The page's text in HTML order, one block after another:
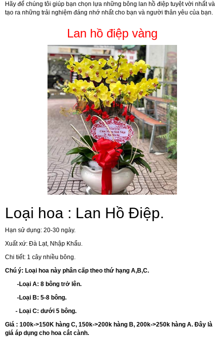
Hãy để chúng tôi giúp bạn chọn lựa những bông lan hồ điệp tuyệt vời nhất và
tạo ra những trải nghiệm đáng nhớ nhất cho bạn và người thân yêu của bạn.
Lan hồ điệp vàng
Loại hoa : Lan Hồ Điệp.
Hạn sử dụng: 20-30 ngày.
Xuất xứ: Đà Lạt, Nhập Khẩu.
Chi tiết: 1 cây nhiều bông.
Chú ý: Loại hoa này phân cấp theo thứ hạng A,B,C.
-Loại A: 8 bông trở lên.
-Loại B: 5-8 bông.
- Loại C: dưới 5 bông.
Giá : 100k->150K hàng C, 150k->200k hàng B, 200k->250k hàng A. Đây là
giá áp dụng cho hoa cắt cành.